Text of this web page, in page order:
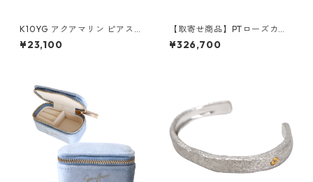
K10YG アクアマリン ピアス
（ジプシーロング）
¥23,100
【取寄せ商品】PTローズカッ
トダイヤモンド ブリリアント
カットダイヤモンド リング
¥326,700